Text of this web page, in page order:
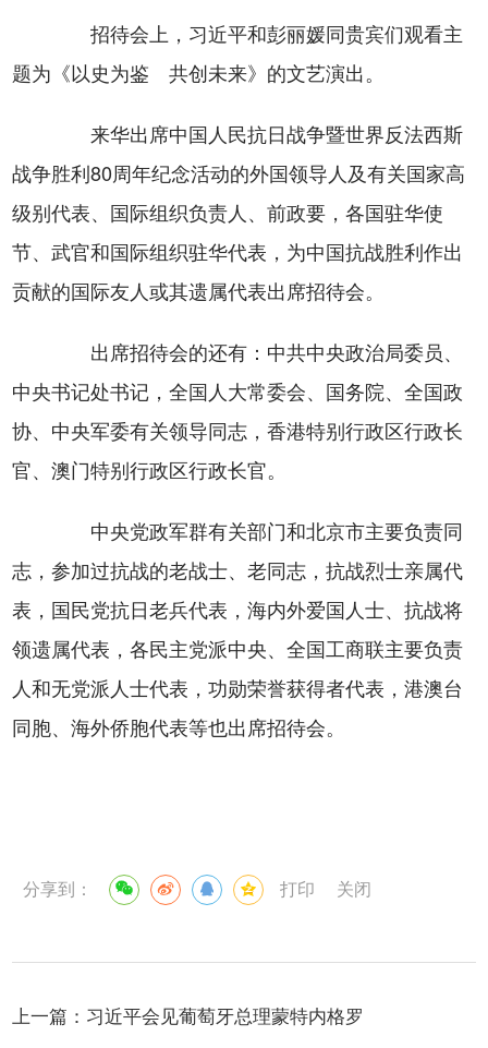
招待会上，习近平和彭丽媛同贵宾们观看主
题为《以史为鉴 共创未来》的文艺演出。
来华出席中国人民抗日战争暨世界反法西斯
战争胜利80周年纪念活动的外国领导人及有关国家高
级别代表、国际组织负责人、前政要，各国驻华使
节、武官和国际组织驻华代表，为中国抗战胜利作出
贡献的国际友人或其遗属代表出席招待会。
出席招待会的还有：中共中央政治局委员、
中央书记处书记，全国人大常委会、国务院、全国政
协、中央军委有关领导同志，香港特别行政区行政长
官、澳门特别行政区行政长官。
中央党政军群有关部门和北京市主要负责同
志，参加过抗战的老战士、老同志，抗战烈士亲属代
表，国民党抗日老兵代表，海内外爱国人士、抗战将
领遗属代表，各民主党派中央、全国工商联主要负责
人和无党派人士代表，功勋荣誉获得者代表，港澳台
同胞、海外侨胞代表等也出席招待会。
分享到： 打印 关闭
上一篇： 习近平会见葡萄牙总理蒙特内格罗